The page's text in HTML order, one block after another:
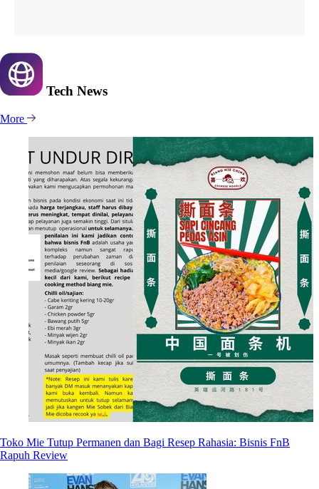
Tech News
More
Toko Mie Tutup Permanen dan Bagi Resep Rahasia: Bisnis FnB
Rapuh Review